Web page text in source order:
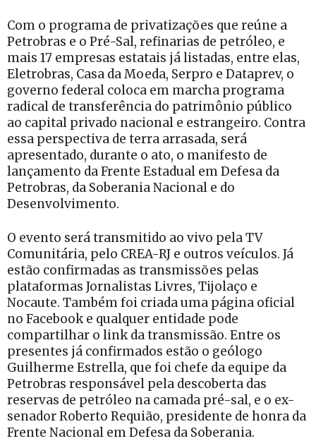
Com o programa de privatizações que reúne a
Petrobras e o Pré-Sal, refinarias de petróleo, e
mais 17 empresas estatais já listadas, entre elas,
Eletrobras, Casa da Moeda, Serpro e Dataprev, o
governo federal coloca em marcha programa
radical de transferência do patrimônio público
ao capital privado nacional e estrangeiro. Contra
essa perspectiva de terra arrasada, será
apresentado, durante o ato, o manifesto de
lançamento da Frente Estadual em Defesa da
Petrobras, da Soberania Nacional e do
Desenvolvimento.
O evento será transmitido ao vivo pela TV
Comunitária, pelo CREA-RJ e outros veículos. Já
estão confirmadas as transmissões pelas
plataformas Jornalistas Livres, Tijolaço e
Nocaute. Também foi criada uma página oficial
no Facebook e qualquer entidade pode
compartilhar o link da transmissão. Entre os
presentes já confirmados estão o geólogo
Guilherme Estrella, que foi chefe da equipe da
Petrobras responsável pela descoberta das
reservas de petróleo na camada pré-sal, e o ex-
senador Roberto Requião, presidente de honra da
Frente Nacional em Defesa da Soberania.